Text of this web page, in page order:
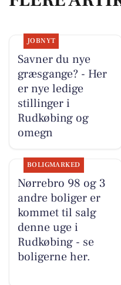
JOBNYT
Savner du nye
græsgange? - Her
er nye ledige
stillinger i
Rudkøbing og
omegn
BOLIGMARKED
Nørrebro 98 og 3
andre boliger er
kommet til salg
denne uge i
Rudkøbing - se
boligerne her.